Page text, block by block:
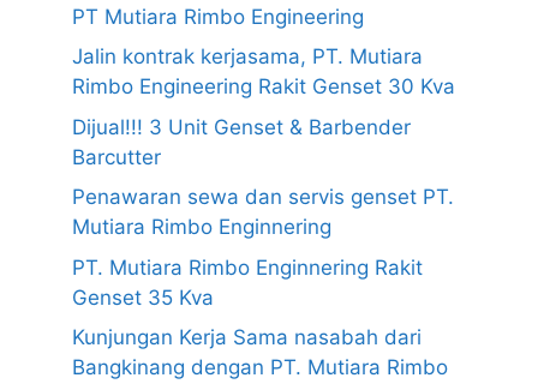
PT Mutiara Rimbo Engineering
Jalin kontrak kerjasama, PT. Mutiara
Rimbo Engineering Rakit Genset 30 Kva
Dijual!!! 3 Unit Genset & Barbender
Barcutter
Penawaran sewa dan servis genset PT.
Mutiara Rimbo Enginnering
PT. Mutiara Rimbo Enginnering Rakit
Genset 35 Kva
Kunjungan Kerja Sama nasabah dari
Bangkinang dengan PT. Mutiara Rimbo